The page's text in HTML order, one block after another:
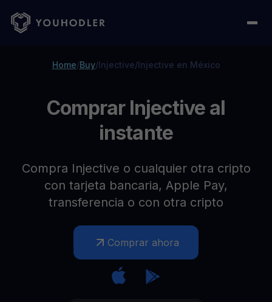
Home/Buy/Injective/Injective en México
Comprar Injective al
instante
Compra Injective o cualquier otra cripto
con tarjeta bancaria, Apple Pay,
transferencia o con otra cripto
Comprar ahora